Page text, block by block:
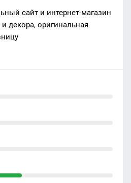
сайт и интернет-магазин
декора, оригинальная